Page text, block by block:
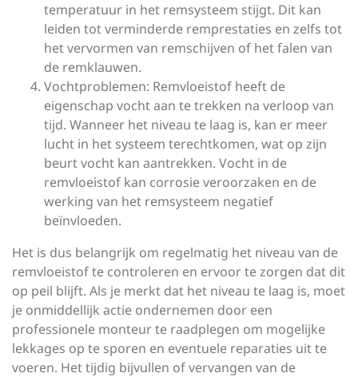
temperatuur in het remsysteem stijgt. Dit kan
leiden tot verminderde remprestaties en zelfs tot
het vervormen van remschijven of het falen van
de remklauwen.
Vochtproblemen: Remvloeistof heeft de
eigenschap vocht aan te trekken na verloop van
tijd. Wanneer het niveau te laag is, kan er meer
lucht in het systeem terechtkomen, wat op zijn
beurt vocht kan aantrekken. Vocht in de
remvloeistof kan corrosie veroorzaken en de
werking van het remsysteem negatief
beïnvloeden.
Het is dus belangrijk om regelmatig het niveau van de
remvloeistof te controleren en ervoor te zorgen dat dit
op peil blijft. Als je merkt dat het niveau te laag is, moet
je onmiddellijk actie ondernemen door een
professionele monteur te raadplegen om mogelijke
lekkages op te sporen en eventuele reparaties uit te
voeren. Het tijdig bijvullen of vervangen van de